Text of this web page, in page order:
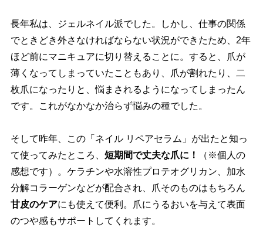
長年私は、ジェルネイル派でした。しかし、仕事の関係
でときどき外さなければならない状況ができたため、2年
ほど前にマニキュアに切り替えることに。すると、爪が
薄くなってしまっていたこともあり、爪が割れたり、二
枚爪になったりと、悩まされるようになってしまったん
です。これがなかなか治らず悩みの種でした。
そして昨年、この「ネイル リペアセラム」が出たと知っ
て使ってみたところ、 短期間で丈夫な爪に！
（※個人の
感想です）。ケラチンや水溶性プロテオグリカン、加水
分解コラーゲンなどが配合され、爪そのものはもちろん
甘皮のケアにも使えて便利。爪にうるおいを与えて表面
のつや感もサポートしてくれます。